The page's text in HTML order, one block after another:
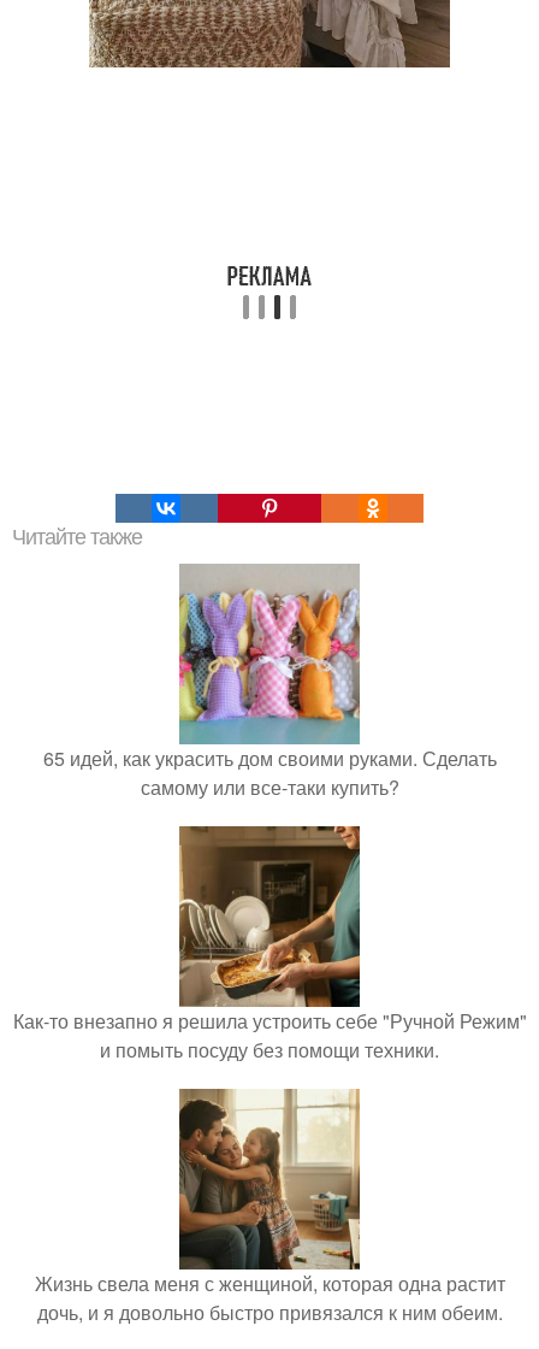
Читайте также
65 идей, как украсить дом своими руками. Сделать
самому или все-таки купить?
Как-то внезапно я решила устроить себе "Ручной Режим"
и помыть посуду без помощи техники.
Жизнь свела меня с женщиной, которая одна растит
дочь, и я довольно быстро привязался к ним обеим.